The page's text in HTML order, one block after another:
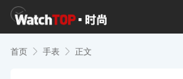
首页  手表  正文